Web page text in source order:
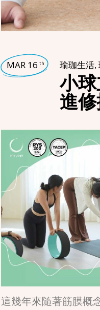
MAR 16 th 瑜珈生活,
小
進
這幾年來隨著筋膜概